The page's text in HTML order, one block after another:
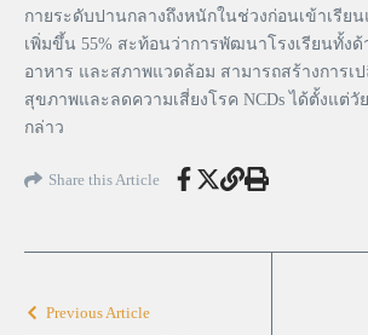
กายระดับปานกลางถึงหนักในช่วงก่อนเข้าเรีย
เพิ่มขึ้น 55% สะท้อนว่าการพัฒนาโรงเรียนทั้งด้
อาหาร และสภาพแวดล้อม สามารถสร้างการเ
สุขภาพและลดความเสี่ยงโรค NCDs ได้ตั้งแต่วั
กล่าว
Share this Article
Previous Article